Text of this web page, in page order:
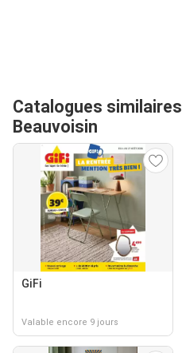
Catalogues
Beauvoisin
GiFi
Valable encore 9 jours